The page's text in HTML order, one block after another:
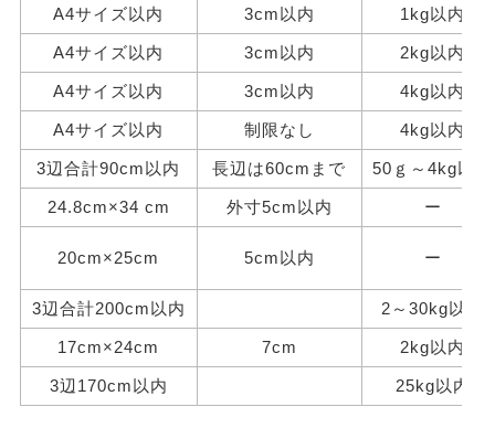
A4サイズ以内 3cm以内 1kg以内
A4サイズ以内 3cm以内 2kg以内
A4サイズ以内 3cm以内 4kg以内
A4サイズ以内 制限なし 4kg以内
3辺合計90cm以内 長辺は60cmまで 50ｇ～4kg以内
24.8cm×34 cm 外寸5cm以内 ー
20cm×25cm 5cm以内 ー
3辺合計200cm以内 2～30kg以内
17cm×24cm 7cm 2kg以内
3辺170cm以内 25kg以内